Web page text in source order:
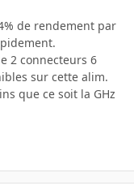
de rendement par
2 connecteurs 6
sur cette alim.
que ce soit la GHz